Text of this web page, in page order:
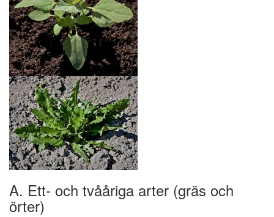
A. Ett- och tvååriga arter (gräs och
örter)